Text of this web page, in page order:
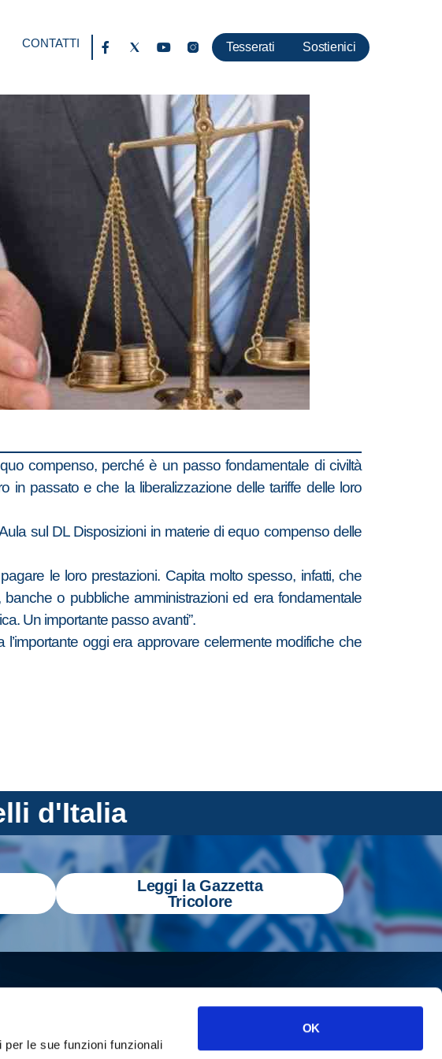
le sue funzioni funzionali
OK
CONTATTI Tesserati Sostienici
compenso, perché è un passo fondamentale di civiltà
in passato e che la liberalizzazione delle tariffe delle loro
sul DL Disposizioni in materie di equo compenso delle
le loro prestazioni. Capita molto spesso, infatti, che
o pubbliche amministrazioni ed era fondamentale
Un importante passo avanti”.
oggi era approvare celermente modifiche che
d'Italia
Leggi la Gazzetta
Tricolore